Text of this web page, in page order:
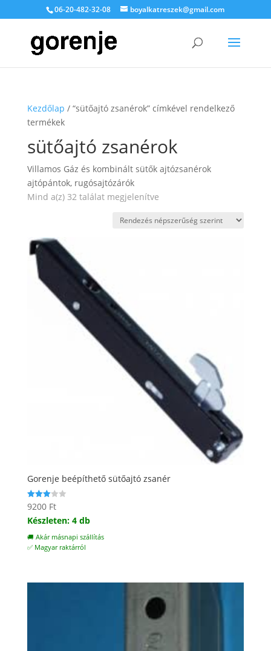
06-20-482-32-08 boyalkatreszek@gmail.com
Kezdőlap / “sütőajtó zsanérok” címkével rendelkező
termékek
sütőajtó zsanérok
Villamos Gáz és kombinált sütők ajtózsanérok
ajtópántok, rugósajtózárók
Mind a(z) 32 találat megjelenítveSorted
popularity
Gorenje beépíthető sütőajtó zsanér
Értékelés:
3.00
/ 5
9200 Ft
Készleten: 4 db
🚚 Akár másnapi szállítás
✅ Magyar raktárról